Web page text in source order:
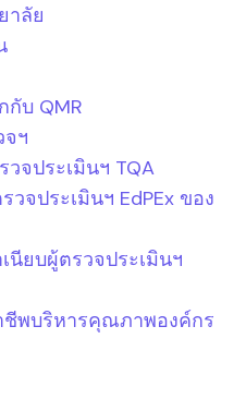
าลัย
กับ QMR
ฯ
วจประเมินฯ TQA
วจประเมินฯ EdPEx ของ
นียบผู้ตรวจประเมินฯ
ชีพบริหารคุณภาพองค์กร